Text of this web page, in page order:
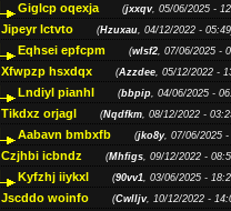
Giglcp oqexja (jxxqv, 05/06/2025 -
Jipeyr lctvto (Hzuxau, 04/12/2022 -
Eqhsei epfcpm (wlsf2, 07/06/2025 -
Xfwpzp hsxdqx (Azzdee, 05/12/2022 -
Lndiyl pianhl (bbpip, 04/06/2025 -
Tikdxz orjagl (Nqdfkm, 08/12/2022 -
Aabavn bmbxfb (jko8y, 07/06/2025 -
Czjhbi icbndz (Mhfigs, 09/12/2022 -
Kyfzhj iiykxl (90vv1, 03/06/2025 -
Jscddo woinfo (Cwlljv, 10/12/2022 -